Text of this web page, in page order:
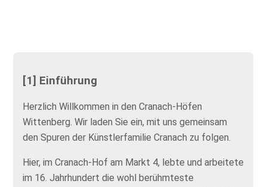
[1] Einführung
Herzlich Willkommen in den Cranach-Höfen
Wittenberg. Wir laden Sie ein, mit uns gemeinsam
den Spuren der Künstlerfamilie Cranach zu folgen.
Hier, im Cranach-Hof am Markt 4, lebte und arbeitete
im 16. Jahrhundert die wohl berühmteste